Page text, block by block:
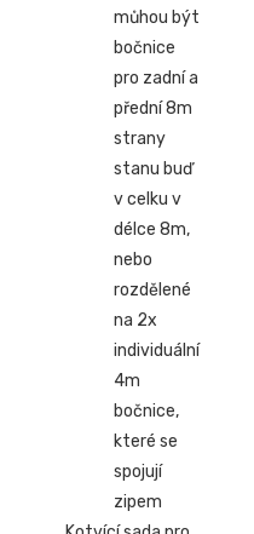
můhou být
bočnice
pro zadní a
přední 8m
strany
stanu buď
v celku v
délce 8m,
nebo
rozdělené
na 2x
individuální
4m
bočnice,
které se
spojují
zipem